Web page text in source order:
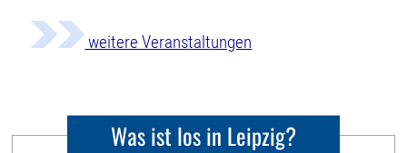
weitere Veranstaltungen
Was ist los in Leipzig?